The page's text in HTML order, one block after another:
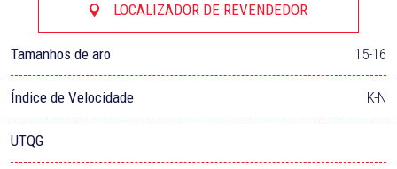
LOCALIZADOR DE REVENDEDOR
Tamanhos de aro 15-16
Índice de Velocidade K-N
UTQG